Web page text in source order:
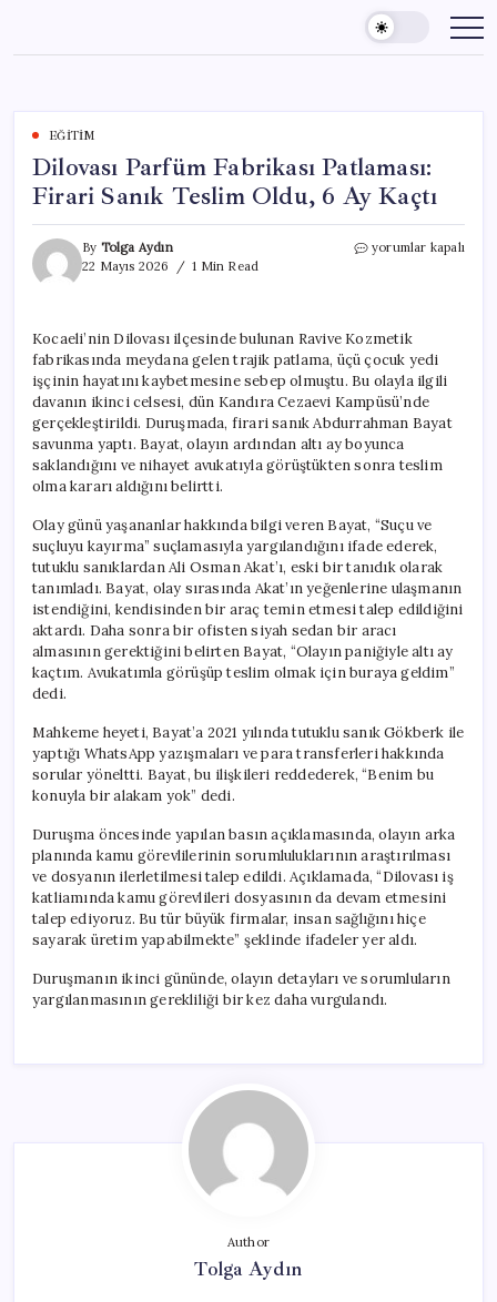
content
EĞITIM
Dilovası Parfüm Fabrikası Patlaması:
Firari Sanık Teslim Oldu, 6 Ay Kaçtı
By Tolga Aydın
22 Mayıs 2026
1 Min Read
Dilovası
Sanık
Teslim
Oldu,
6
Ay
için
yorumlar kapalı
Kocaeli’nin Dilovası ilçesinde bulunan Ravive Kozmetik
fabrikasında meydana gelen trajik patlama, üçü çocuk yedi
işçinin hayatını kaybetmesine sebep olmuştu. Bu olayla ilgili
davanın ikinci celsesi, dün Kandıra Cezaevi Kampüsü’nde
gerçekleştirildi. Duruşmada, firari sanık Abdurrahman Bayat
savunma yaptı. Bayat, olayın ardından altı ay boyunca
saklandığını ve nihayet avukatıyla görüştükten sonra teslim
olma kararı aldığını belirtti.
Olay günü yaşananlar hakkında bilgi veren Bayat, “Suçu ve
suçluyu kayırma” suçlamasıyla yargılandığını ifade ederek,
tutuklu sanıklardan Ali Osman Akat’ı, eski bir tanıdık olarak
tanımladı. Bayat, olay sırasında Akat’ın yeğenlerine ulaşmanın
istendiğini, kendisinden bir araç temin etmesi talep edildiğini
aktardı. Daha sonra bir ofisten siyah sedan bir aracı
almasının gerektiğini belirten Bayat, “Olayın paniğiyle altı ay
kaçtım. Avukatımla görüşüp teslim olmak için buraya geldim”
dedi.
Mahkeme heyeti, Bayat’a 2021 yılında tutuklu sanık Gökberk ile
yaptığı WhatsApp yazışmaları ve para transferleri hakkında
sorular yöneltti. Bayat, bu ilişkileri reddederek, “Benim bu
konuyla bir alakam yok” dedi.
Duruşma öncesinde yapılan basın açıklamasında, olayın arka
planında kamu görevlilerinin sorumluluklarının araştırılması
ve dosyanın ilerletilmesi talep edildi. Açıklamada, “Dilovası iş
katliamında kamu görevlileri dosyasının da devam etmesini
talep ediyoruz. Bu tür büyük firmalar, insan sağlığını hiçe
sayarak üretim yapabilmekte” şeklinde ifadeler yer aldı.
Duruşmanın ikinci gününde, olayın detayları ve sorumluların
yargılanmasının gerekliliği bir kez daha vurgulandı.
Author
Tolga Aydın